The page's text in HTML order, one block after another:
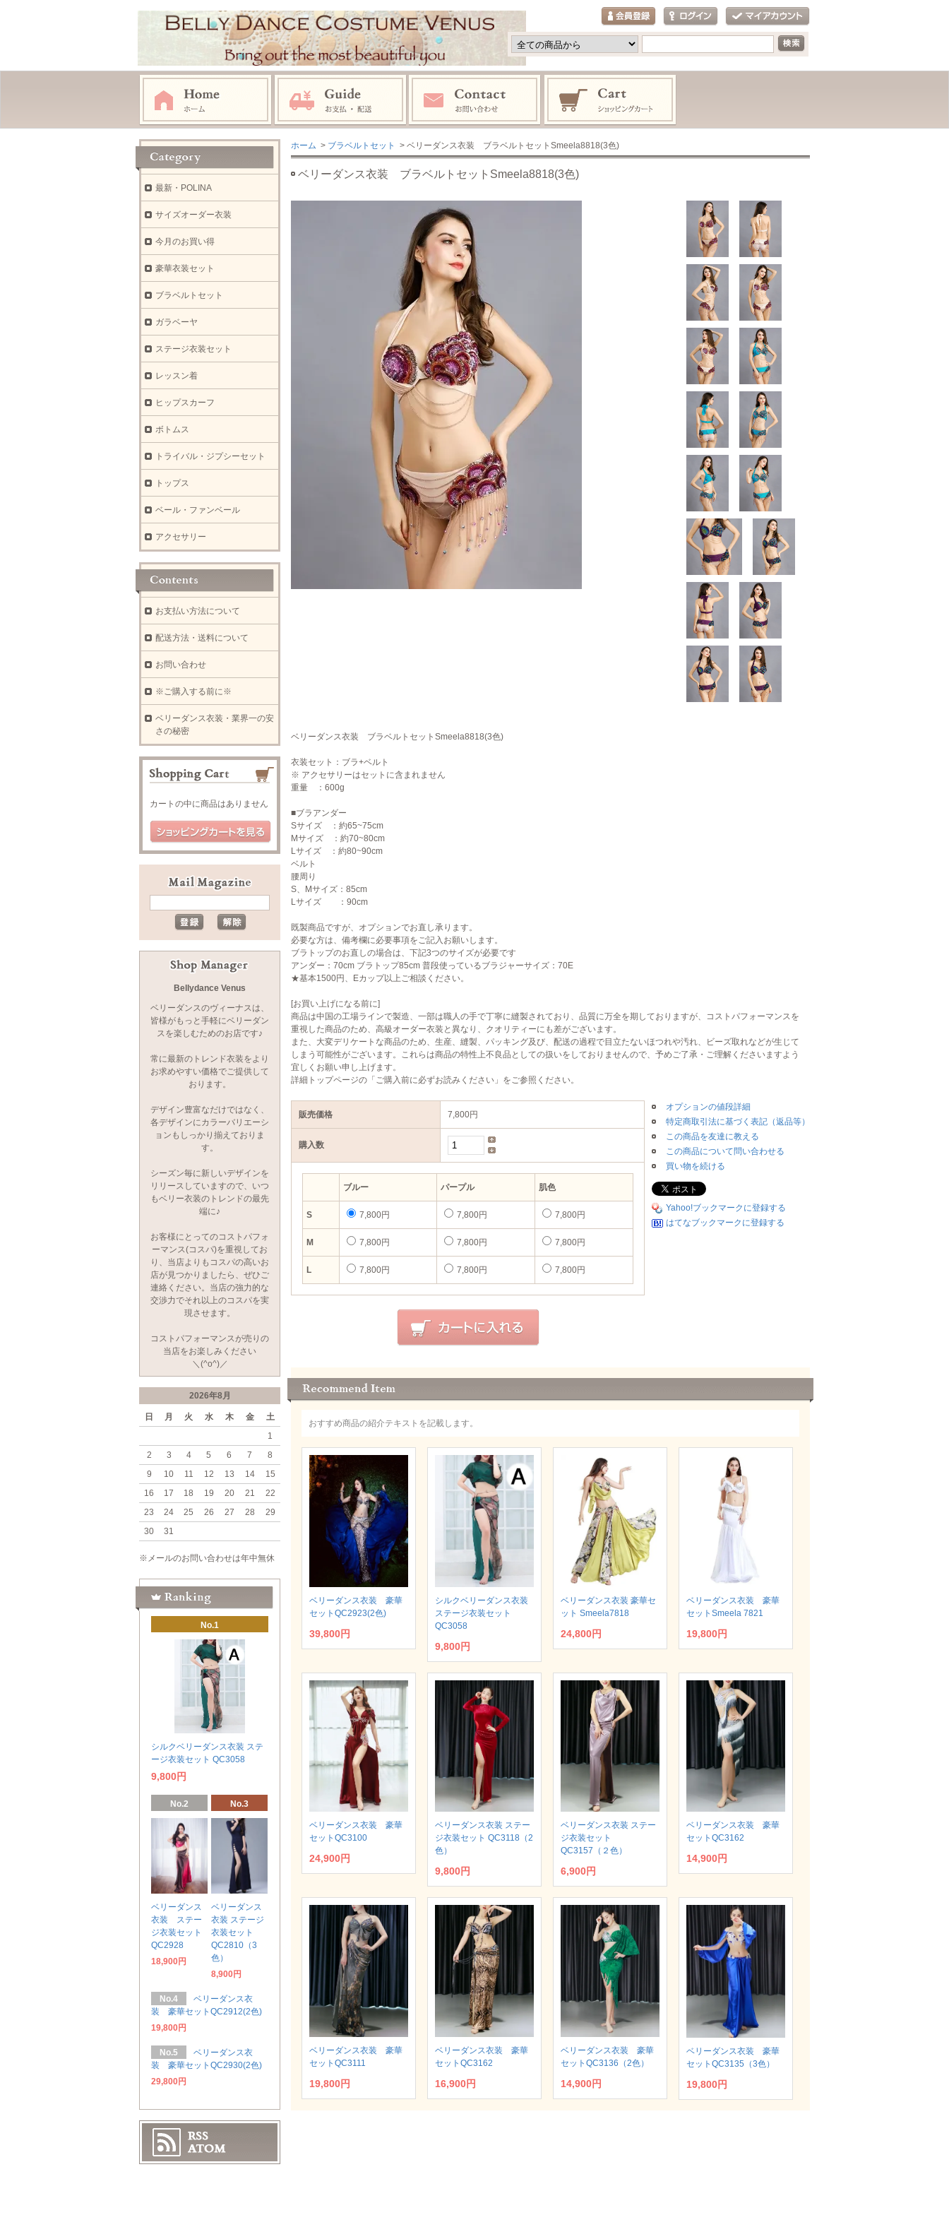
ホーム > ブラベルトセット > ベリーダンス衣装 ブラベルトセットSmeela8818(3色)
ベリーダンス衣装 ブラベルトセットSmeela8818(3色)
ベリーダンス衣装 ブラベルトセットSmeela8818(3色)
衣装セット：ブラ+ベルト
※ アクセサリーはセットに含まれません
重量 ：600g
■ブラアンダー
Sサイズ ：約65~75cm
Mサイズ ：約70~80cm
Lサイズ ：約80~90cm
ベルト
腰周り
S、Mサイズ：85cm
Lサイズ ：90cm
既製商品ですが、オプションでお直し承ります。
必要な方は、備考欄に必要事項をご記入お願いします。
ブラトップのお直しの場合は、下記3つのサイズが必要です
アンダー：70cm ブラトップ85cm 普段使っているブラジャーサイズ：70E
★基本1500円、Eカップ以上ご相談ください。
[お買い上げになる前に]
商品は中国の工場ラインで製造、一部は職人の手で丁寧に縫製されており、品質に万全を期しておりますが、コストパフォーマンスを
重視した商品のため、高級オーダー衣装と異なり、クオリティーにも差がございます。
また、大変デリケートな商品のため、生産、縫製、パッキング及び、配送の過程で目立たないほつれや汚れ、ビーズ取れなどが生じて
しまう可能性がございます。これらは商品の特性上不良品としての扱いをしておりませんので、予めご了承・ご理解くださいますよう
宜しくお願い申し上げます。
詳細トップページの「ご購入前に必ずお読みください」をご参照ください。
販売価格 7,800円
購入数
ブルー パープル 肌色
S 7,800円 7,800円 7,800円
M 7,800円 7,800円 7,800円
L 7,800円 7,800円 7,800円
オプションの値段詳細
特定商取引法に基づく表記（返品等）
この商品を友達に教える
この商品について問い合わせる
買い物を続ける
Yahoo!ブックマークに登録する
はてなブックマークに登録する
おすすめ商品の紹介テキストを記載します。
ベリーダンス衣装 豪華
セットQC2923(2色)
39,800円
シルクベリーダンス衣装
ステージ衣装セット
QC3058
9,800円
ベリーダンス衣装 豪華セ
ット Smeela7818
24,800円
ベリーダンス衣装 豪華
セットSmeela 7821
19,800円
ベリーダンス衣装 豪華
セットQC3100
24,900円
ベリーダンス衣装 ステー
ジ衣装セット QC3118（2
色）
9,800円
ベリーダンス衣装 ステー
ジ衣装セット
QC3157（２色）
6,900円
ベリーダンス衣装 豪華
セットQC3162
14,900円
ベリーダンス衣装 豪華
セットQC3111
19,800円
ベリーダンス衣装 豪華
セットQC3162
16,900円
ベリーダンス衣装 豪華
セットQC3136（2色）
14,900円
ベリーダンス衣装 豪華
セットQC3135（3色）
19,800円
最新・POLINA
サイズオーダー衣装
今月のお買い得
豪華衣装セット
ブラベルトセット
ガラベーヤ
ステージ衣装セット
レッスン着
ヒップスカーフ
ボトムス
トライバル・ジプシーセット
トップス
ベール・ファンベール
アクセサリー
お支払い方法について
配送方法・送料について
お問い合わせ
※ご購入する前に※
ベリーダンス衣装・業界一の安
さの秘密
カートの中に商品はありません
Bellydance Venus
ベリーダンスのヴィーナスは、
皆様がもっと手軽にベリーダン
スを楽しむためのお店です♪
常に最新のトレンド衣装をより
お求めやすい価格でご提供して
おります。
デザイン豊富なだけではなく、
各デザインにカラーバリエーシ
ョンもしっかり揃えておりま
す。
シーズン毎に新しいデザインを
リリースしていますので、いつ
もベリー衣装のトレンドの最先
端に♪
お客様にとってのコストパフォ
ーマンス(コスパ)を重視してお
り、当店よりもコスパの高いお
店が見つかりましたら、ぜひご
連絡ください。当店の強力的な
交渉力でそれ以上のコスパを実
現させます。
コストパフォーマンスが売りの
当店をお楽しみください
＼(^o^)／
2026年8月
日 月 火 水 木 金
土
1
2
3 4 5 6 7
8
9
10 11 12 13 14
15
16
17 18 19 20 21
22
23
24 25 26 27 28
29
30
31
※メールのお問い合わせは年中無休
No.1
シルクベリーダンス衣装 ステ
ージ衣装セット QC3058
9,800円
No.2
ベリーダンス
衣装 ステー
ジ衣装セット
QC2928
18,900円
No.3
ベリーダンス
衣装 ステージ
衣装セット
QC2810（3
色）
8,900円
No.4
ベリーダンス衣
装 豪華セットQC2912(2色)
19,800円
No.5
ベリーダンス衣
装 豪華セットQC2930(2色)
29,800円